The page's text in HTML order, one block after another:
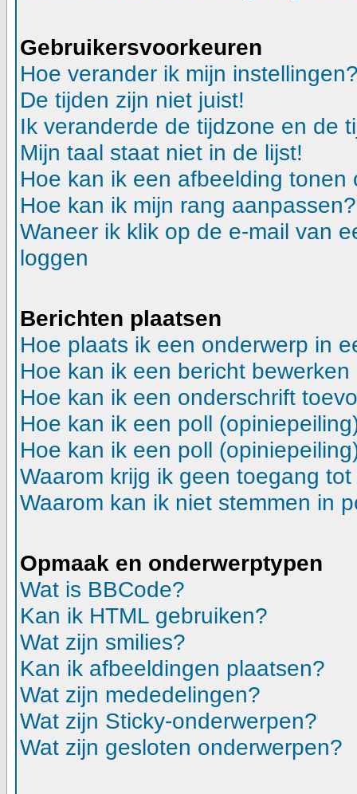
Gebruikersvoorkeuren
Hoe verander ik mijn
De tijden zijn niet juist!
Ik veranderde de tijdzone en de
Mijn taal staat niet in de lijst!
Hoe kan ik een afbeelding
Hoe kan ik mijn rang aanpassen?
Waneer ik klik op de e-mail van
loggen
Berichten plaatsen
Hoe plaats ik een onderwerp in
Hoe kan ik een bericht
Hoe kan ik een onderschrift
Hoe kan ik een poll
Hoe kan ik een poll
Waarom krijg ik geen toegang
Waarom kan ik niet stemmen in
Opmaak en onderwerptypen
Wat is BBCode?
Kan ik HTML gebruiken?
Wat zijn smilies?
Kan ik afbeeldingen plaatsen?
Wat zijn mededelingen?
Wat zijn Sticky-onderwerpen?
Wat zijn gesloten onderwerpen?